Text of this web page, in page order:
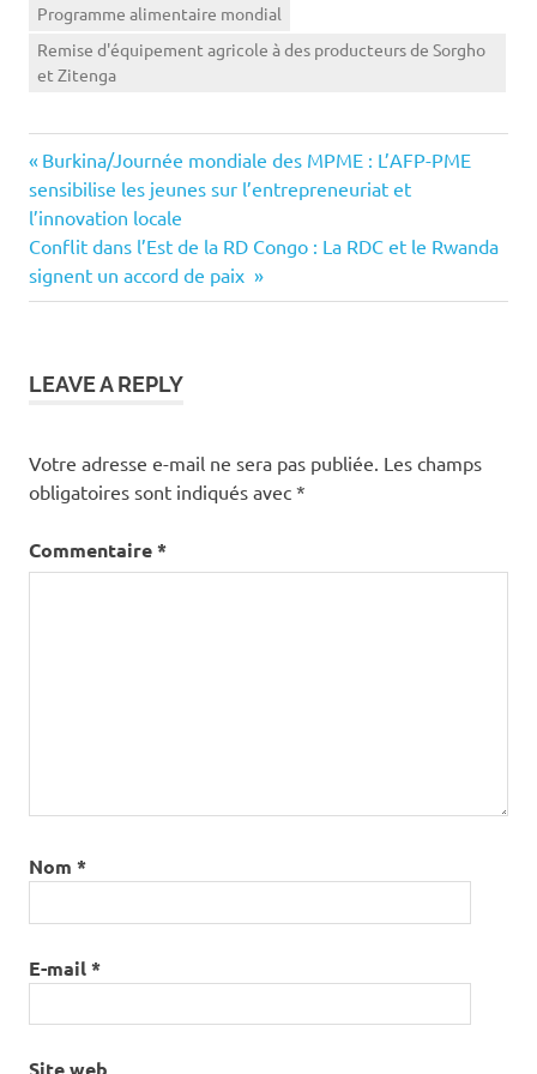
Programme alimentaire mondial
Remise d'équipement agricole à des producteurs de Sorgho
et Zitenga
Navigation
de
l’article
Previous
Post:
Burkina/Journée mondiale des MPME : L’AFP-PME
sensibilise les jeunes sur l’entrepreneuriat et
l’innovation locale
Next
Post:
Conflit dans l’Est de la RD Congo : La RDC et le Rwanda
signent un accord de paix
LEAVE A REPLY
Votre adresse e-mail ne sera pas publiée. Les champs
obligatoires sont indiqués avec *
Commentaire*
Nom *
E-mail*
Site web